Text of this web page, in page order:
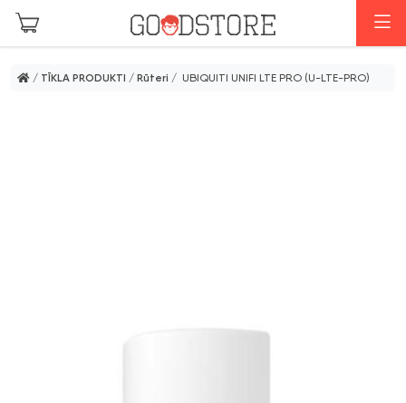
Skip to main content
/ TĪKLA PRODUKTI / Rūteri / UBIQUITI UNIFI LTE PRO (U-LTE-PRO)